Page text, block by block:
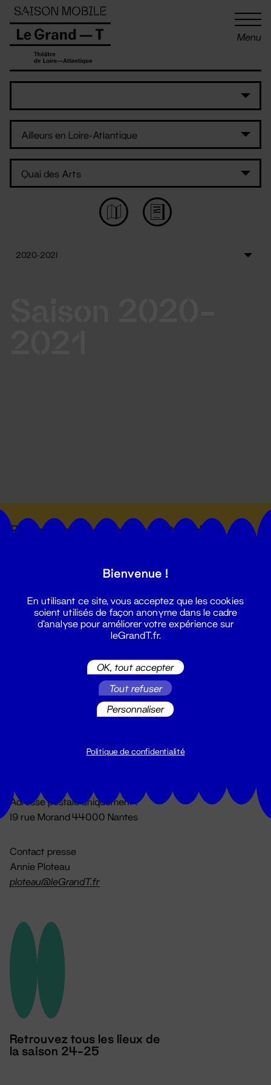
Menu
Suivez toutes les actualités du
Du lundi au vendredi 14h → 18h
Adresse postale uniquement :
19 rue Morand 44000 Nantes
Contact presse
Annie Ploteau
ploteau@leGrandT.fr
Retrouvez tous les lieux de
la saison 24-25
Panneau de gestion des cookies
Bienvenue !
En utilisant ce site, vous acceptez que les cookies
soient utilisés de façon anonyme dans le cadre
d'analyse pour améliorer votre expérience sur
leGrandT.fr.
OK, tout accepter
Tout refuser
Personnaliser
Politique de confidentialité